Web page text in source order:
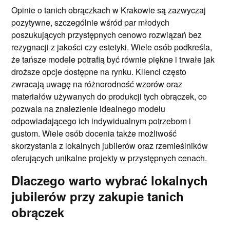
Opinie o tanich obrączkach w Krakowie są zazwyczaj
pozytywne, szczególnie wśród par młodych
poszukujących przystępnych cenowo rozwiązań bez
rezygnacji z jakości czy estetyki. Wiele osób podkreśla,
że tańsze modele potrafią być równie piękne i trwałe jak
droższe opcje dostępne na rynku. Klienci często
zwracają uwagę na różnorodność wzorów oraz
materiałów używanych do produkcji tych obrączek, co
pozwala na znalezienie idealnego modelu
odpowiadającego ich indywidualnym potrzebom i
gustom. Wiele osób docenia także możliwość
skorzystania z lokalnych jubilerów oraz rzemieślników
oferujących unikalne projekty w przystępnych cenach.
Dlaczego warto wybrać lokalnych
jubilerów przy zakupie tanich
obrączek